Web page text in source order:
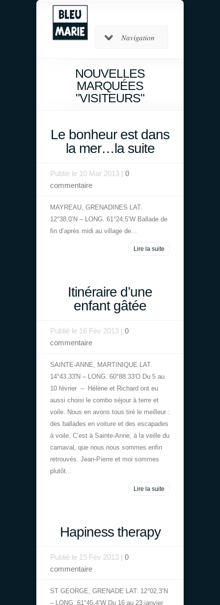
Navigation
NOUVELLES
MARQUÉES
"VISITEURS"
Le bonheur est dans
la mer…la suite
Publié le 10 Mar 2013 | 0
commentaire
MAYREAU, GRENADINES LAT.
12°38,0’N – LONG. 61°24,5’W Ballade de
fin d’après midi au village de...
Lire la suite
Itinéraire d’une
enfant gâtée
Publié le 16 Fév 2013 | 0
commentaire
SAINTE-ANNE, MARTINIQUE LAT.
14°43.33′N – LONG. 60°88.33′O Du 5 au
10 février – Hélène et Richard ont eu
aussi choisi le combo séjour à terre et
voile. Nous en avons tous tiré le meilleur :
des ballades en voiture et des escapades
à voile. C’est à Sainte-Anne, à la veille du
carnaval, que nous nous sommes enfin
retrouvés. Jean-Pierre et moi sommes
plutôt...
Lire la suite
Hapiness therapy
Publié le 15 Fév 2013 | 0
commentaire
ST GEORGE, GRENADE LAT. 12°02,3’N
– LONG. 61°45,4’W Du 16 au 23 janvier